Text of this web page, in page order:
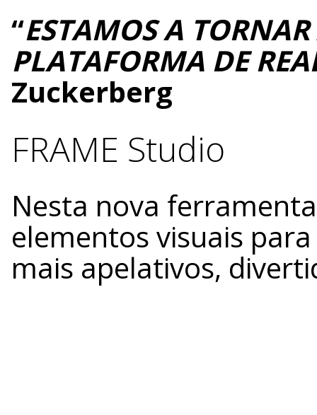
“ESTAMOS A
PLATAFORMA DE
Zuckerberg
FRAME Studio
Nesta nova
elementos visuais
mais apelativos,